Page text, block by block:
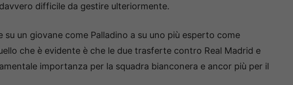
difficile da gestire ulteriormente.
su un giovane come Palladino a su uno più esperto come
che è evidente è che le due trasferte contro Real Madrid e
importanza per la squadra bianconera e ancor più per il